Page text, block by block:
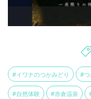
#イワナのつかみどり #つ
#自然体験 #赤倉温泉